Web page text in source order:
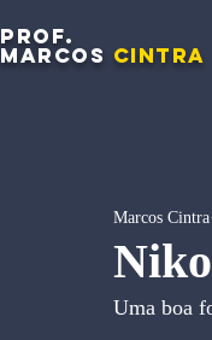
PROF.
MARCOS CINTRA
Marcos Cintra
Uma boa